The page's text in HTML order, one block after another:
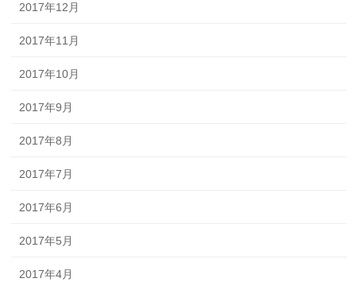
2017年12月
2017年11月
2017年10月
2017年9月
2017年8月
2017年7月
2017年6月
2017年5月
2017年4月